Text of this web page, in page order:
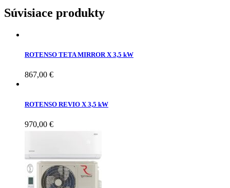
Súvisiace produkty
ROTENSO TETA MIRROR X 3,5 kW
867,00 €
ROTENSO REVIO X 3,5 kW
970,00 €